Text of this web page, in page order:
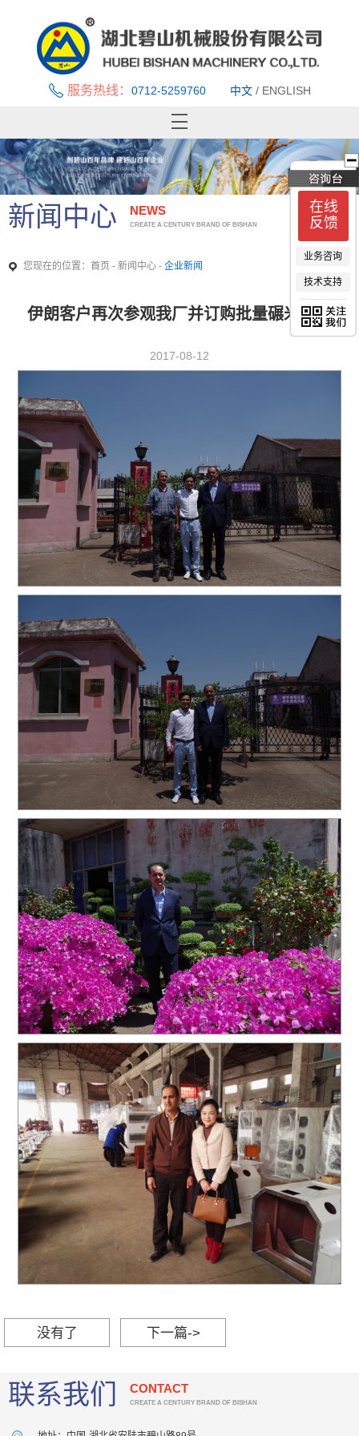
服务热线： 0712-5259760 中文/ ENGLISH
首页
关于碧山
新闻中心
产品中心
技术支持与服务
联系我们
新闻中心 NEWS
CREATE A CENTURY BRAND OF BISHAN
您现在的位置： 首页 - 新闻中心 - 企业新闻
伊朗客户再次参观我厂并订购批量碾米设备
2017-08-12
没有了 下一篇->
联系我们 CONTACT
CREATE A CENTURY BRAND OF BISHAN
在线
反馈
业务咨询
技术支持